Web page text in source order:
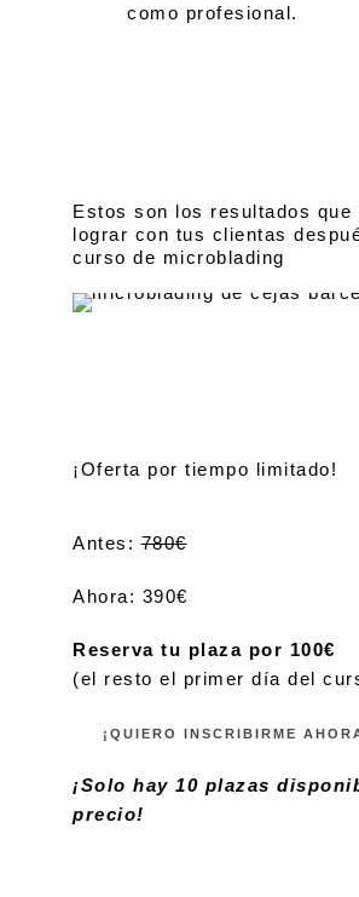
como profesional.
Estos son los resultados que
lograr con tus clientas
curso de microblading
¡Oferta por tiempo limitado!
Antes:780€
Ahora: 390€
Reserva tu plaza por 100€
(el resto el primer día del
¡QUIERO INSCRIBIRME
¡Solo hay 10 plazas
precio!